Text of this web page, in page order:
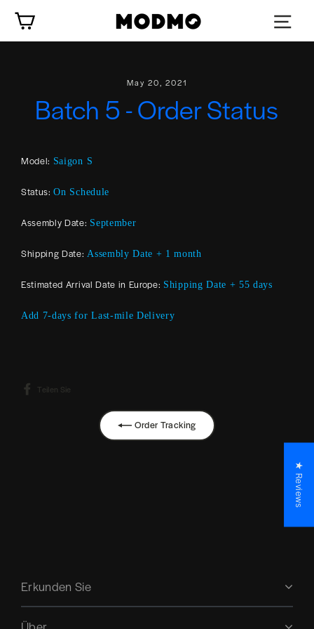
Inhalt
springen
May 20, 2021
Batch 5 - Order Status
Model: Saigon S
Status:On Schedule
Assembly Date: September
Shipping Date:Assembly Date + 1 month
Estimated Arrival Date in Europe: Shipping Date + 55 days
Add 7-days for Last-mile Delivery
Teilen Sie
Order Tracking
Erkunden Sie
★ Reviews